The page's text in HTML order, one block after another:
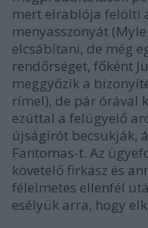
mert elrablója felölti
menyasszonyát
elcsábítani, de még
rendőrséget, főként
meggyőzik a
rímel), de pár órával
ezúttal a felügyelő
újságírót becsukják,
Fantomas-t. Az
követelő firkász és
félelmetes ellenfél
esélyük arra, hogy